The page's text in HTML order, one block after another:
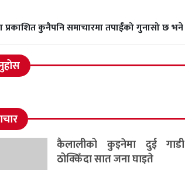
प्रकाशित कुनैपनि समाचारमा तपाईंको गुनासो
कैलालीको कुइनेमा दुई गाडी
ठोक्किँदा सात जना घाइते